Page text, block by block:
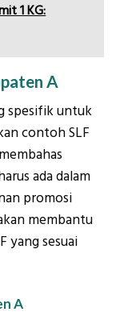
1 KG:
A
spesifik untuk
contoh SLF
ada dalam
promosi
membantu
yang sesuai
A